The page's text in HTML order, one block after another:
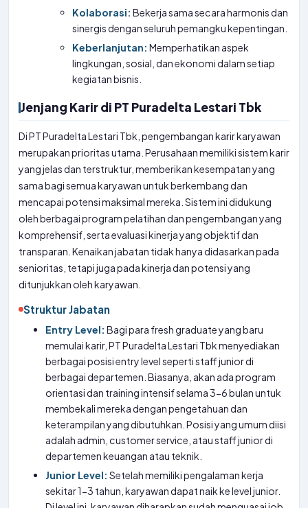
Kolaborasi: Bekerja sama secara harmonis dan
sinergis dengan seluruh pemangku kepentingan.
Keberlanjutan: Memperhatikan aspek
lingkungan, sosial, dan ekonomi dalam setiap
kegiatan bisnis.
Jenjang Karir di PT Puradelta Lestari Tbk
Di PT Puradelta Lestari Tbk, pengembangan karir karyawan
merupakan prioritas utama. Perusahaan memiliki sistem karir
yang jelas dan terstruktur, memberikan kesempatan yang
sama bagi semua karyawan untuk berkembang dan
mencapai potensi maksimal mereka. Sistem ini didukung
oleh berbagai program pelatihan dan pengembangan yang
komprehensif, serta evaluasi kinerja yang objektif dan
transparan. Kenaikan jabatan tidak hanya didasarkan pada
senioritas, tetapi juga pada kinerja dan potensi yang
ditunjukkan oleh karyawan.
Struktur Jabatan
Entry Level: Bagi para fresh graduate yang baru
memulai karir, PT Puradelta Lestari Tbk menyediakan
berbagai posisi entry level seperti staff junior di
berbagai departemen. Biasanya, akan ada program
orientasi dan training intensif selama 3-6 bulan untuk
membekali mereka dengan pengetahuan dan
keterampilan yang dibutuhkan. Posisi yang umum diisi
adalah admin, customer service, atau staff junior di
departemen keuangan atau teknik.
Junior Level: Setelah memiliki pengalaman kerja
sekitar 1-3 tahun, karyawan dapat naik ke level junior.